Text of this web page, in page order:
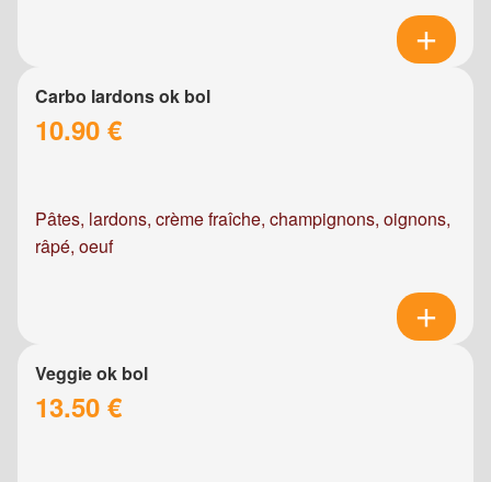
Carbo lardons ok bol
10.90 €
Pâtes, lardons, crème fraîche, champignons, oignons,
râpé, oeuf
Veggie ok bol
13.50 €